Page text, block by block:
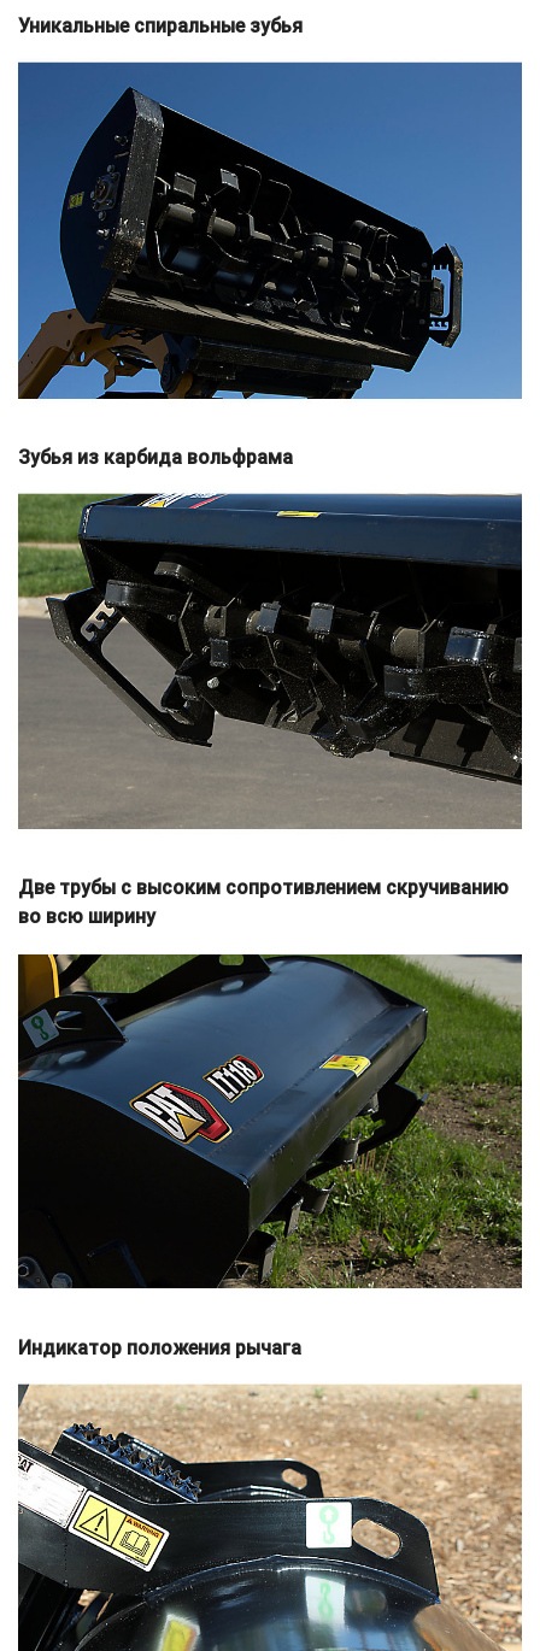
Уникальные спиральные зубья
Зубья из карбида вольфрама
Две трубы с высоким сопротивлением скручиванию
во всю ширину
Индикатор положения рычага